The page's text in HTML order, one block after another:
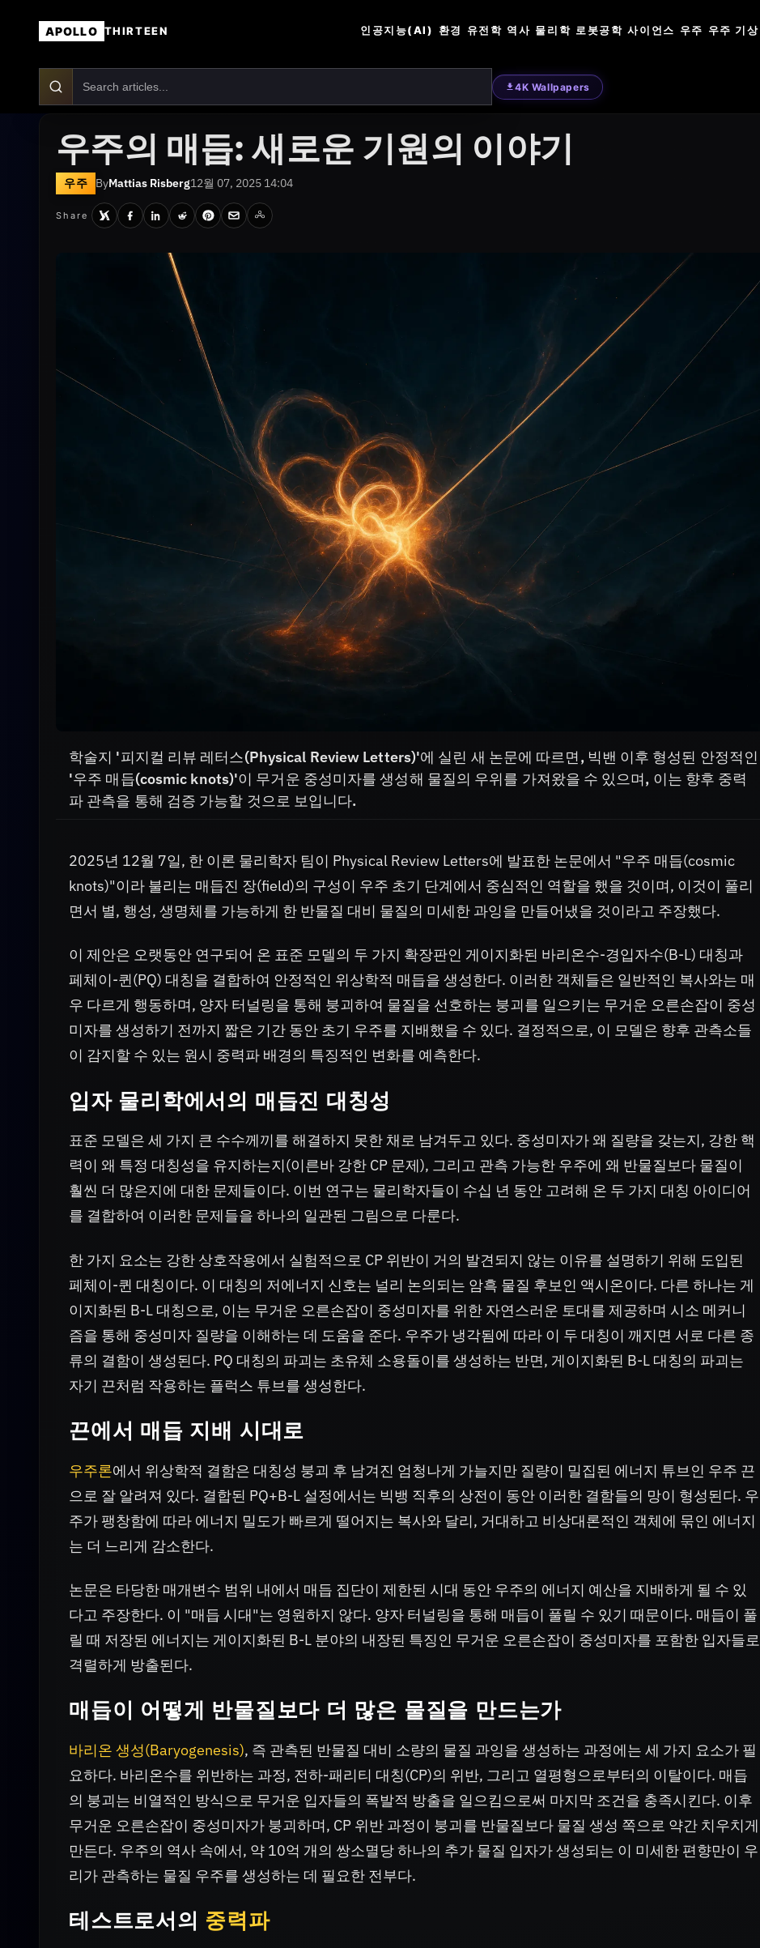
APOLLO THIRTEEN 인공지능(AI) 환경 유전학 역사 물리학 로봇공학 사이언스 우주 우주 기상
4K Wallpapers
우주의 매듭: 새로운 기원의 이야기
우주 ByMattias Risberg12월 07, 2025 14:04
Share
학술지 '피지컬 리뷰 레터스(Physical Review Letters)'에 실린 새 논문에 따르면, 빅밴 이후 형성된 안정적인
'우주 매듭(cosmic knots)'이 무거운 중성미자를 생성해 물질의 우위를 가져왔을 수 있으며, 이는 향후 중력
파 관측을 통해 검증 가능할 것으로 보입니다.
2025년 12월 7일, 한 이론 물리학자 팀이 Physical Review Letters에 발표한 논문에서 "우주 매듭(cosmic
knots)"이라 불리는 매듭진 장(field)의 구성이 우주 초기 단계에서 중심적인 역할을 했을 것이며, 이것이 풀리
면서 별, 행성, 생명체를 가능하게 한 반물질 대비 물질의 미세한 과잉을 만들어냈을 것이라고 주장했다.
이 제안은 오랫동안 연구되어 온 표준 모델의 두 가지 확장판인 게이지화된 바리온수-경입자수(B-L) 대칭과
페체이-퀸(PQ) 대칭을 결합하여 안정적인 위상학적 매듭을 생성한다. 이러한 객체들은 일반적인 복사와는 매
우 다르게 행동하며, 양자 터널링을 통해 붕괴하여 물질을 선호하는 붕괴를 일으키는 무거운 오른손잡이 중성
미자를 생성하기 전까지 짧은 기간 동안 초기 우주를 지배했을 수 있다. 결정적으로, 이 모델은 향후 관측소들
이 감지할 수 있는 원시 중력파 배경의 특징적인 변화를 예측한다.
입자 물리학에서의 매듭진 대칭성
표준 모델은 세 가지 큰 수수께끼를 해결하지 못한 채로 남겨두고 있다. 중성미자가 왜 질량을 갖는지, 강한 핵
력이 왜 특정 대칭성을 유지하는지(이른바 강한 CP 문제), 그리고 관측 가능한 우주에 왜 반물질보다 물질이
훨씬 더 많은지에 대한 문제들이다. 이번 연구는 물리학자들이 수십 년 동안 고려해 온 두 가지 대칭 아이디어
를 결합하여 이러한 문제들을 하나의 일관된 그림으로 다룬다.
한 가지 요소는 강한 상호작용에서 실험적으로 CP 위반이 거의 발견되지 않는 이유를 설명하기 위해 도입된
페체이-퀸 대칭이다. 이 대칭의 저에너지 신호는 널리 논의되는 암흑 물질 후보인 액시온이다. 다른 하나는 게
이지화된 B-L 대칭으로, 이는 무거운 오른손잡이 중성미자를 위한 자연스러운 토대를 제공하며 시소 메커니
즘을 통해 중성미자 질량을 이해하는 데 도움을 준다. 우주가 냉각됨에 따라 이 두 대칭이 깨지면 서로 다른 종
류의 결함이 생성된다. PQ 대칭의 파괴는 초유체 소용돌이를 생성하는 반면, 게이지화된 B-L 대칭의 파괴는
자기 끈처럼 작용하는 플럭스 튜브를 생성한다.
끈에서 매듭 지배 시대로
우주론에서 위상학적 결함은 대칭성 붕괴 후 남겨진 엄청나게 가늘지만 질량이 밀집된 에너지 튜브인 우주 끈
으로 잘 알려져 있다. 결합된 PQ+B-L 설정에서는 빅뱅 직후의 상전이 동안 이러한 결함들의 망이 형성된다. 우
주가 팽창함에 따라 에너지 밀도가 빠르게 떨어지는 복사와 달리, 거대하고 비상대론적인 객체에 묶인 에너지
는 더 느리게 감소한다.
논문은 타당한 매개변수 범위 내에서 매듭 집단이 제한된 시대 동안 우주의 에너지 예산을 지배하게 될 수 있
다고 주장한다. 이 "매듭 시대"는 영원하지 않다. 양자 터널링을 통해 매듭이 풀릴 수 있기 때문이다. 매듭이 풀
릴 때 저장된 에너지는 게이지화된 B-L 분야의 내장된 특징인 무거운 오른손잡이 중성미자를 포함한 입자들로
격렬하게 방출된다.
매듭이 어떻게 반물질보다 더 많은 물질을 만드는가
바리온 생성(Baryogenesis), 즉 관측된 반물질 대비 소량의 물질 과잉을 생성하는 과정에는 세 가지 요소가 필
요하다. 바리온수를 위반하는 과정, 전하-패리티 대칭(CP)의 위반, 그리고 열평형으로부터의 이탈이다. 매듭
의 붕괴는 비열적인 방식으로 무거운 입자들의 폭발적 방출을 일으킴으로써 마지막 조건을 충족시킨다. 이후
무거운 오른손잡이 중성미자가 붕괴하며, CP 위반 과정이 붕괴를 반물질보다 물질 생성 쪽으로 약간 치우치게
만든다. 우주의 역사 속에서, 약 10억 개의 쌍소멸당 하나의 추가 물질 입자가 생성되는 이 미세한 편향만이 우
리가 관측하는 물질 우주를 생성하는 데 필요한 전부다.
테스트로서의 중력파